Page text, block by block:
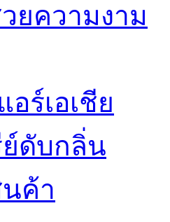
ยความงาม
อร์เอเชีย
ดับกลิ่น
ค้า